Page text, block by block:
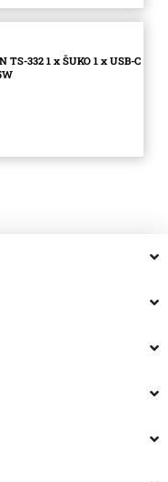
TS-332 1 x ŠUKO 1 x USB-C